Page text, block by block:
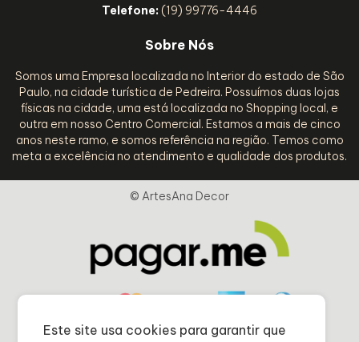
Este site usa cookies para garantir que
Telefone: (19) 99776-4446
Sobre Nós
Somos uma Empresa localizada no Interior do estado de São
Paulo, na cidade turística de Pedreira. Possuímos duas lojas
físicas na cidade, uma está localizada no Shopping local, e
outra em nosso Centro Comercial. Estamos a mais de cinco
anos neste ramo, e somos referência na região. Temos como
meta a excelência no atendimento e qualidade dos produtos.
© ArtesAna Decor